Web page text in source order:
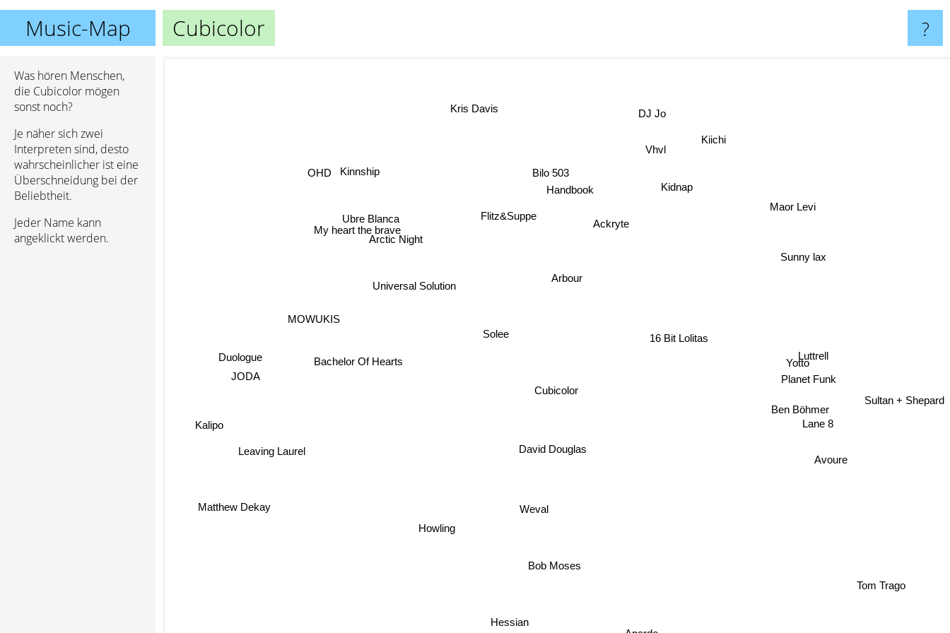
Music-Map Cubicolor ?
Was hören Menschen,
die Cubicolor mögen
sonst noch?
Je näher sich zwei
Interpreten sind, desto
wahrscheinlicher ist eine
Überschneidung bei der
Beliebtheit.
Jeder Name kann
angeklickt werden.
Cubicolor
David Douglas
Weval
16 Bit Lolitas
Arbour
Solee
Howling
Bob Moses
Universal Solution
Bachelor Of Hearts
Flitz&Suppe
Arctic Night
Ackryte
Lane 8
Hessian
Ben Böhmer
Luttrell
Handbook
Yotto
Bilo 503
Planet Funk
Ubre Blanca
My heart the brave
MOWUKIS
Sunny lax
Kidnap
DJ Jo
Duologue
Kiichi
JODA
Kinnship
Leaving Laurel
Vhvl
Kris Davis
Kalipo
Matthew Dekay
Avoure
Maor Levi
Sultan + Shepard
OHD